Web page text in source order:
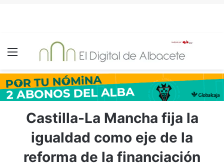
Menú
Castilla-La Mancha fija la
igualdad como eje de la
reforma de la financiación